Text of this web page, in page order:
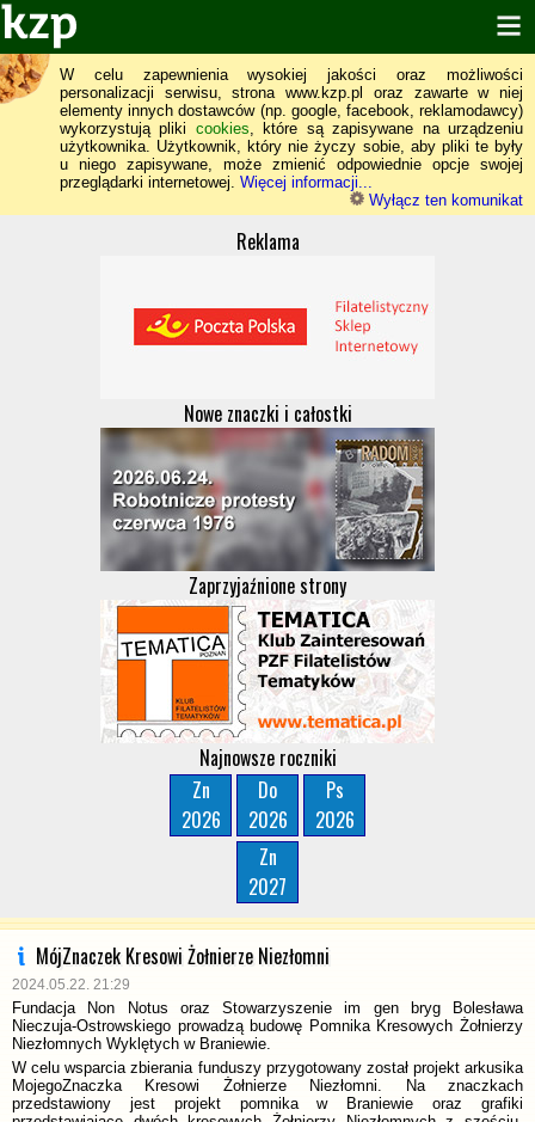
W celu zapewnienia wysokiej jakości oraz możliwości
personalizacji serwisu, strona www.kzp.pl oraz zawarte w niej
elementy innych dostawców (np. google, facebook, reklamodawcy)
wykorzystują pliki cookies, które są zapisywane na urządzeniu
użytkownika. Użytkownik, który nie życzy sobie, aby pliki te były
u niego zapisywane, może zmienić odpowiednie opcje swojej
przeglądarki internetowej. Więcej informacji...
Wyłącz ten komunikat
Reklama
Nowe znaczki i całostki
Zaprzyjaźnione strony
Najnowsze roczniki
Zn
2026
Do
2026
Ps
2026
Zn
2027
MójZnaczek Kresowi Żołnierze Niezłomni
2024.05.22. 21:29
Fundacja Non Notus oraz Stowarzyszenie im gen bryg Bolesława
Nieczuja-Ostrowskiego prowadzą budowę Pomnika Kresowych Żołnierzy
Niezłomnych Wyklętych w Braniewie.
W celu wsparcia zbierania funduszy przygotowany został projekt arkusika
MojegoZnaczka Kresowi Żołnierze Niezłomni. Na znaczkach
przedstawiony jest projekt pomnika w Braniewie oraz grafiki